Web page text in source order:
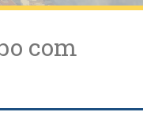
com